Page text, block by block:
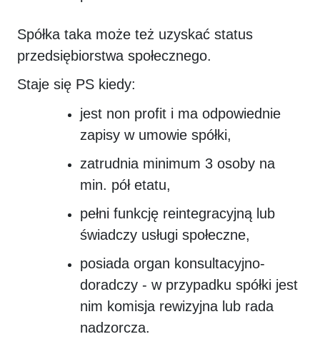
Spółka taka może też uzyskać status
przedsiębiorstwa społecznego.
Staje się PS kiedy:
jest non profit i ma odpowiednie
zapisy w umowie spółki,
zatrudnia minimum 3 osoby na
min. pół etatu,
pełni funkcję reintegracyjną lub
świadczy usługi społeczne,
posiada organ konsultacyjno-
doradczy - w przypadku spółki jest
nim komisja rewizyjna lub rada
nadzorcza.